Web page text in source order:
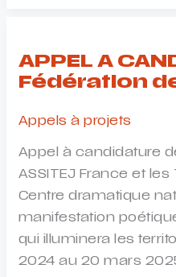
Couveuse
2024
APPEL A
Fédération
Appels à projets
Appel à candidature
ASSITEJ France et
Centre dramatique
manifestation
qui illuminera les
2024 au 20 mars